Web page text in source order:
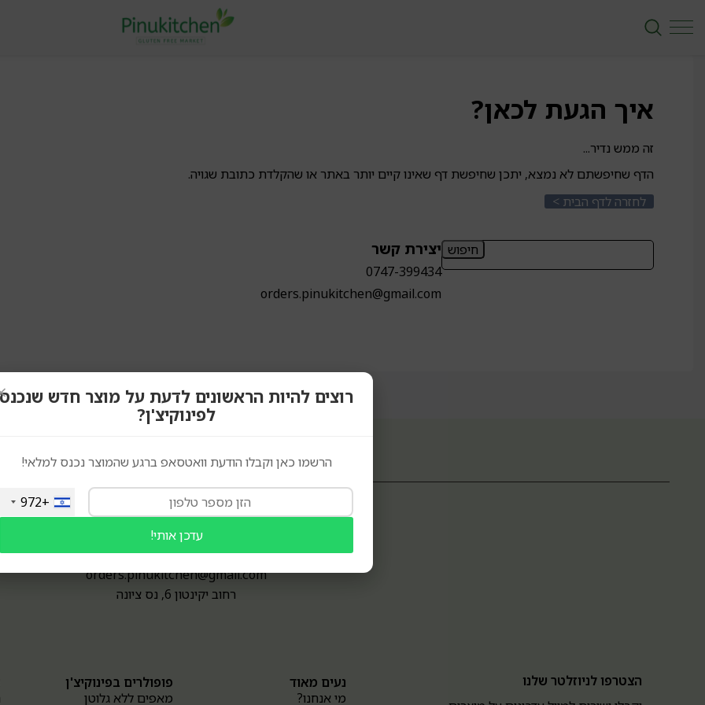
איך הגעת לכאן?
זה ממש נדיר...
הדף שחיפשתם לא נמצא, יתכן שחיפשת דף שאינו קיים יותר באתר או שהקלדת כתובת שגויה.
לחזרה לדף הבית >
חיפוש: יצירת קשר
0747-399434
orders.pinukitchen@gmail.com
0747-399434
(גם וואטסאפ)
orders.pinukitchen@gmail.com
רחוב יקינטון 6, נס ציונה
הצטרפו לניוזלטר שלנו
נעים מאוד
מי אנחנו?
פופולרים בפינוקיצ'ן
מאפים ללא גלוטן
רוצים להיות הראשונים לדעת על מוצר חדש שנכנס
לפינוקיצ'ן?
הרשמו כאן וקבלו הודעת וואטסאפ ברגע שהמוצר נכנס למלאי!
+972
עדכן אותי!